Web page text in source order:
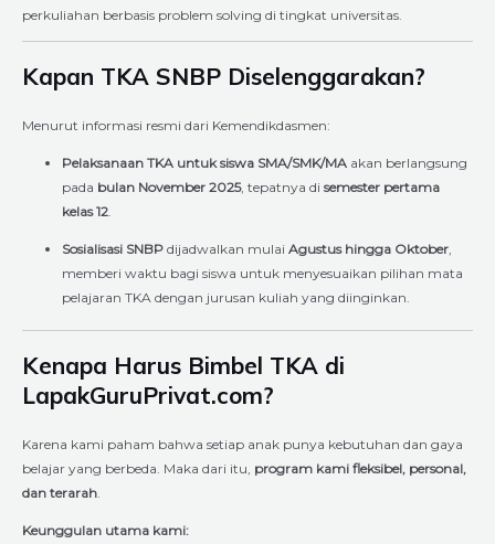
perkuliahan berbasis problem solving di tingkat universitas.
Kapan TKA SNBP Diselenggarakan?
Menurut informasi resmi dari Kemendikdasmen:
Pelaksanaan TKA untuk siswa SMA/SMK/MA akan berlangsung
pada bulan November 2025, tepatnya di semester pertama
kelas 12
Sosialisasi SNBP dijadwalkan mulai Agustus hingga Oktober
memberi waktu bagi siswa untuk menyesuaikan pilihan mata
pelajaran TKA dengan jurusan kuliah yang diinginkan.
Kenapa Harus Bimbel TKA di
LapakGuruPrivat.com?
Karena kami paham bahwa setiap anak punya kebutuhan dan gaya
belajar yang berbeda. Maka dari itu, program kami fleksibel, personal,
dan terarah
Keunggulan utama kami: